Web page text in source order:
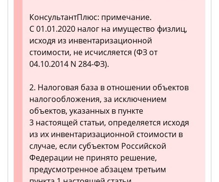
КонсультантПлюс: примечание.
С 01.01.2020 налог на имущество физлиц,
исходя из инвентаризационной
стоимости, не исчисляется (ФЗ от
04.10.2014 N 284-ФЗ).
2. Налоговая база в отношении объектов
налогообложения, за исключением
объектов, указанных в пункте
3 настоящей статьи, определяется исходя
из их инвентаризационной стоимости в
случае, если субъектом Российской
Федерации не принято решение,
предусмотренное абзацем третьим